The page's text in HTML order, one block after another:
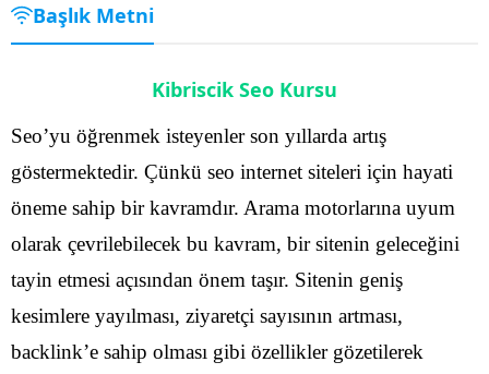
Başlık Metni
Kibriscik Seo Kursu
Seo’yu öğrenmek isteyenler son yıllarda artış
göstermektedir. Çünkü seo internet siteleri için hayati
öneme sahip bir kavramdır. Arama motorlarına uyum
olarak çevrilebilecek bu kavram, bir sitenin geleceğini
tayin etmesi açısından önem taşır. Sitenin geniş
kesimlere yayılması, ziyaretçi sayısının artması,
backlink’e sahip olması gibi özellikler gözetilerek